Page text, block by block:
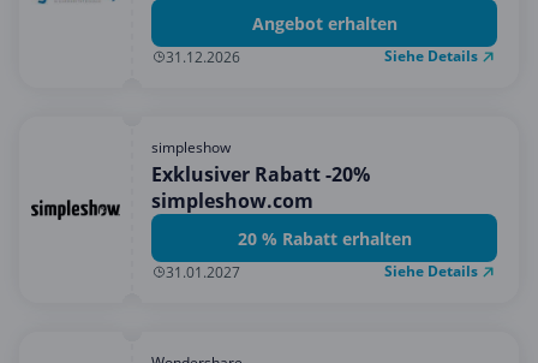
Angebot erhalten
31.12.2026 Siehe Details
simpleshow
Exklusiver Rabatt -20%
simpleshow.com
20 % Rabatt erhalten
31.01.2027 Siehe Details